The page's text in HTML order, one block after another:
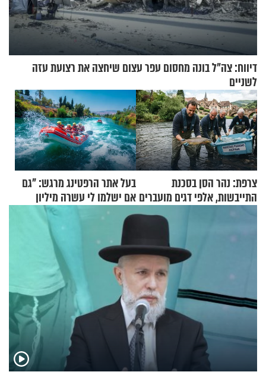
דיווח: צה"ל בונה מחסום עפר עצום שיחצה את רצועת עזה
לשניים
צרפת: נהר הסן בסכנת
התייבשות, אלפי דגים מועברים
במבצעי חילוץ
בעל אתר הרפטינג מרגש: "גם
אם ישלמו לי עשרה מיליון
שקלים - לא אפתח בשבת"